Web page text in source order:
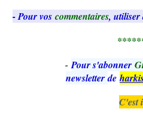
- Pour vos commentaires, utiliser
- Pour s'abonner
newsletter de
C'est